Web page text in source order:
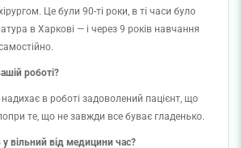
Це були 90-ті роки, в ті часи було
в Харкові — і через 9 років навчання
роботі?
в роботі задоволений пацієнт, що
те, що не завжди все буває гладенько.
вільний від медицини час?